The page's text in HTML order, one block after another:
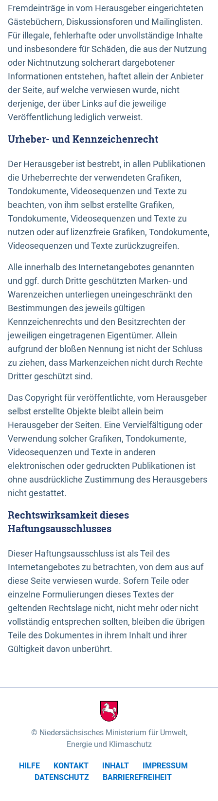
Fremdeinträge in vom Herausgeber eingerichteten
Gästebüchern, Diskussionsforen und Mailinglisten.
Für illegale, fehlerhafte oder unvollständige Inhalte
und insbesondere für Schäden, die aus der Nutzung
oder Nichtnutzung solcherart dargebotener
Informationen entstehen, haftet allein der Anbieter
der Seite, auf welche verwiesen wurde, nicht
derjenige, der über Links auf die jeweilige
Veröffentlichung lediglich verweist.
Urheber- und Kennzeichenrecht
Der Herausgeber ist bestrebt, in allen Publikationen
die Urheberrechte der verwendeten Grafiken,
Tondokumente, Videosequenzen und Texte zu
beachten, von ihm selbst erstellte Grafiken,
Tondokumente, Videosequenzen und Texte zu
nutzen oder auf lizenzfreie Grafiken, Tondokumente,
Videosequenzen und Texte zurückzugreifen.
Alle innerhalb des Internetangebotes genannten
und ggf. durch Dritte geschützten Marken- und
Warenzeichen unterliegen uneingeschränkt den
Bestimmungen des jeweils gültigen
Kennzeichenrechts und den Besitzrechten der
jeweiligen eingetragenen Eigentümer. Allein
aufgrund der bloßen Nennung ist nicht der Schluss
zu ziehen, dass Markenzeichen nicht durch Rechte
Dritter geschützt sind.
Das Copyright für veröffentlichte, vom Herausgeber
selbst erstellte Objekte bleibt allein beim
Herausgeber der Seiten. Eine Vervielfältigung oder
Verwendung solcher Grafiken, Tondokumente,
Videosequenzen und Texte in anderen
elektronischen oder gedruckten Publikationen ist
ohne ausdrückliche Zustimmung des Herausgebers
nicht gestattet.
Rechtswirksamkeit dieses
Haftungsausschlusses
Dieser Haftungsausschluss ist als Teil des
Internetangebotes zu betrachten, von dem aus auf
diese Seite verwiesen wurde. Sofern Teile oder
einzelne Formulierungen dieses Textes der
geltenden Rechtslage nicht, nicht mehr oder nicht
vollständig entsprechen sollten, bleiben die übrigen
Teile des Dokumentes in ihrem Inhalt und ihrer
Gültigkeit davon unberührt.
Niedersächsisches Ministerium für Umwelt,
Energie und Klimaschutz
HILFE KONTAKT INHALT
IMPRESSUM
DATENSCHUTZ
BARRIEREFREIHEIT